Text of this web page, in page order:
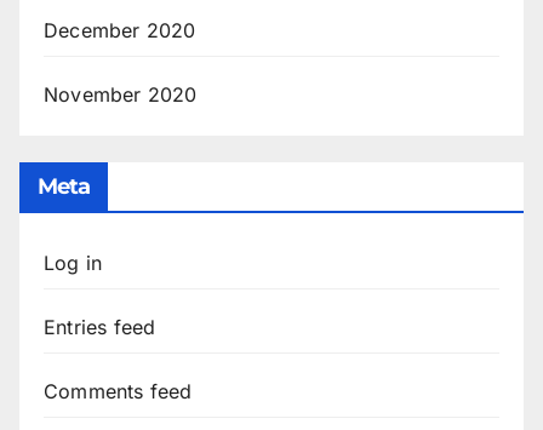
December 2020
November 2020
Meta
Log in
Entries feed
Comments feed